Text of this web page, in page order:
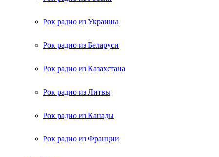
Рок радио из Украины
Рок радио из Беларуси
Рок радио из Казахстана
Рок радио из Литвы
Рок радио из Канады
Рок радио из Франции